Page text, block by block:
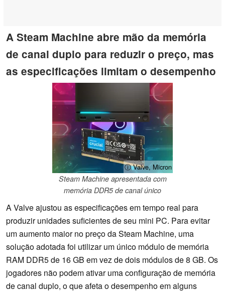
A Steam Machine abre mão da memória
de canal duplo para reduzir o preço, mas
as especificações limitam o desempenho
ⓘ Valve, Micron
Steam Machine apresentada com
memória DDR5 de canal único
A Valve ajustou as especificações em tempo real para
produzir unidades suficientes de seu mini PC. Para evitar
um aumento maior no preço da Steam Machine, uma
solução adotada foi utilizar um único módulo de memória
RAM DDR5 de 16 GB em vez de dois módulos de 8 GB. Os
jogadores não podem ativar uma configuração de memória
de canal duplo, o que afeta o desempenho em alguns